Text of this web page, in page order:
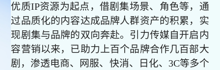
优质IP资源为起点，借剧集场景、角色等，通
过品质化的内容达成品牌人群资产的积累，实
现剧集与品牌的双向奔赴。 引力传媒自开启内
容营销以来，已助力上百个品牌合作几百部大
剧，渗透电商、网服、快消、日化、3C等多个